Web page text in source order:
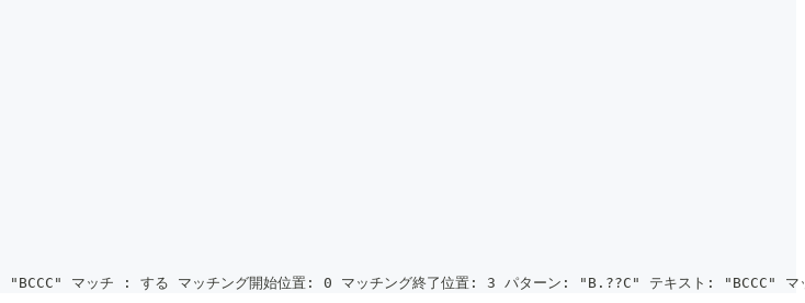
マッチ : する マッチング開始位置: 0 マッチング終了位置: 3 パターン: "B.??C" テキスト: "BCCC"